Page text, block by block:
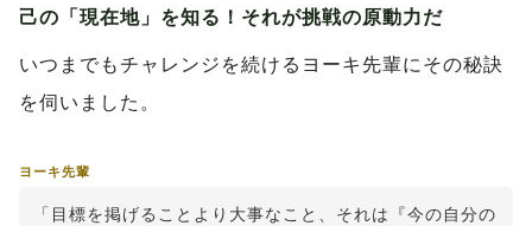
己の「現在地」を知る！それが挑戦の原動力だ
いつまでもチャレンジを続けるヨーキ先輩にその秘訣
を伺いました。
ヨーキ先輩
「目標を掲げることより大事なこと、それは『今の自分の